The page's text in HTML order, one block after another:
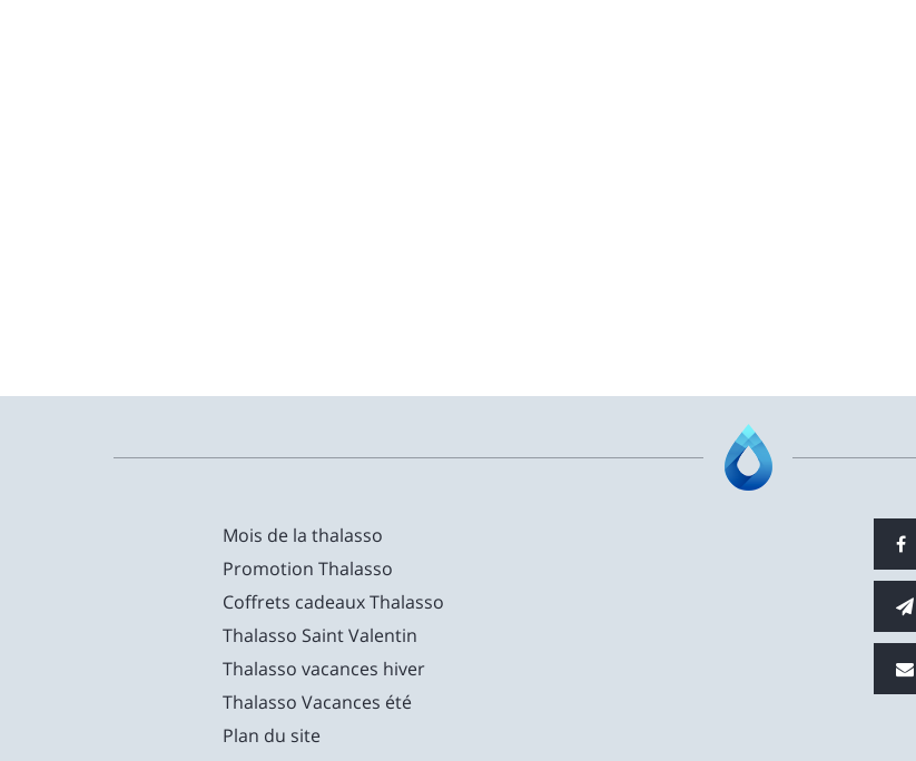
Mois de la thalasso
Promotion Thalasso
Coffrets cadeaux Thalasso
Thalasso Saint Valentin
Thalasso vacances hiver
Thalasso Vacances été
Plan du site